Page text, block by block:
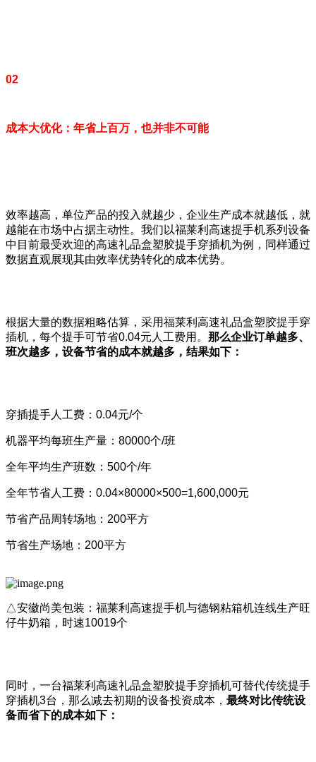
02
成本大优化：年省上百万，也并非不可能
效率越高，单位产品的投入就越少，企业生产成本就越低，就
越能在市场中占据主动性。我们以福莱利高速提手机系列设备
中目前最受欢迎的高速礼品盒塑胶提手穿插机为例，同样通过
数据直观展现其由效率优势转化的成本优势。
根据大量的数据粗略估算，采用福莱利高速礼品盒塑胶提手穿
插机，每个提手可节省0.04元人工费用。 那么企业订单越多、
班次越多，设备节省的成本就越多，结果如下：
穿插提手人工费：0.04元/个
机器平均每班生产量：80000个/班
全年平均生产班数：500个/年
全年节省人工费：0.04×80000×500=1,600,000元
节省产品周转场地：200平方
节省生产场地：200平方
△安徽尚美包装：福莱利高速提手机与德钢粘箱机连线生产旺
仔牛奶箱，时速10019个
同时，一台福莱利高速礼品盒塑胶提手穿插机可替代传统提手
穿插机3台，那么减去初期的设备投资成本， 最终对比传统设
备而省下的成本如下：